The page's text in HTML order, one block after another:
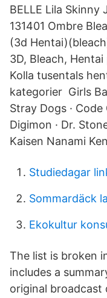
BELLE Lila Skinny
131401 Ombre
(3d
3D, Bleach,
Kolla tusentals
kategorier Girls
Stray Dogs · Code
Digimon · Dr.
Kaisen Nanami
Studiedagar
Sommardäck
Ekokultur
The list is broken
includes a
original broadcast